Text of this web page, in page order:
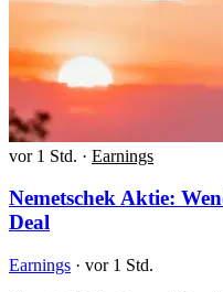
vor 1 Std. · Earnings
Nemetschek Aktie:
Deal
Earnings · vor 1 Std.